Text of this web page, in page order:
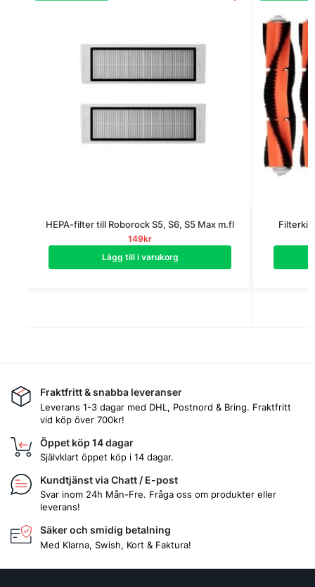
HEPA-filter till Roborock S5, S6, S5 Max m.fl
149kr
Lägg till i varukorg
Filterkit
Fraktfritt & snabba leveranser
Leverans 1-3 dagar med DHL, Postnord & Bring. Fraktfritt
vid köp över 700kr!
Öppet köp 14 dagar
Självklart öppet köp i 14 dagar.
Kundtjänst via Chatt / E-post
Svar inom 24h Mån-Fre. Fråga oss om produkter eller
leverans!
Säker och smidig betalning
Med Klarna, Swish, Kort & Faktura!